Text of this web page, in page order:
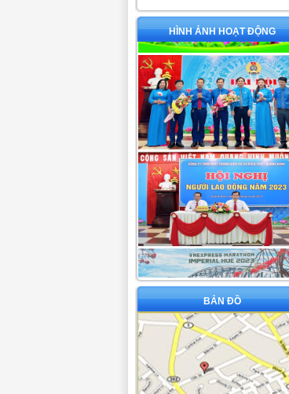
HÌNH ẢNH HOẠT ĐỘNG
BẢN ĐỒ